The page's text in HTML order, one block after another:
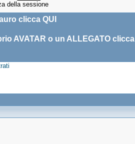
della sessione
clicca QUI
AVATAR o un ALLEGATO clicca